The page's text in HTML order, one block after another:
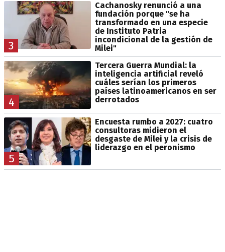
3
Cachanosky renunció a una
fundación porque "se ha
transformado en una especie
de Instituto Patria
incondicional de la gestión de
Milei"
4
Tercera Guerra Mundial: la
inteligencia artificial reveló
cuáles serían los primeros
países latinoamericanos en ser
derrotados
5
Encuesta rumbo a 2027: cuatro
consultoras midieron el
desgaste de Milei y la crisis de
liderazgo en el peronismo